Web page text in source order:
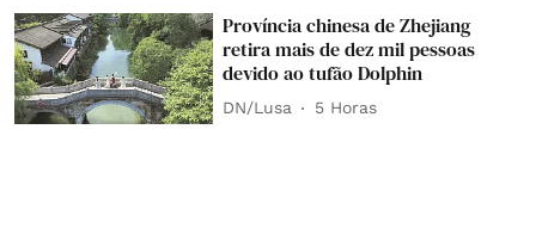
Província chinesa de Zhejiang
retira mais de dez mil pessoas
devido ao tufão Dolphin
DN/Lusa 5 Horas